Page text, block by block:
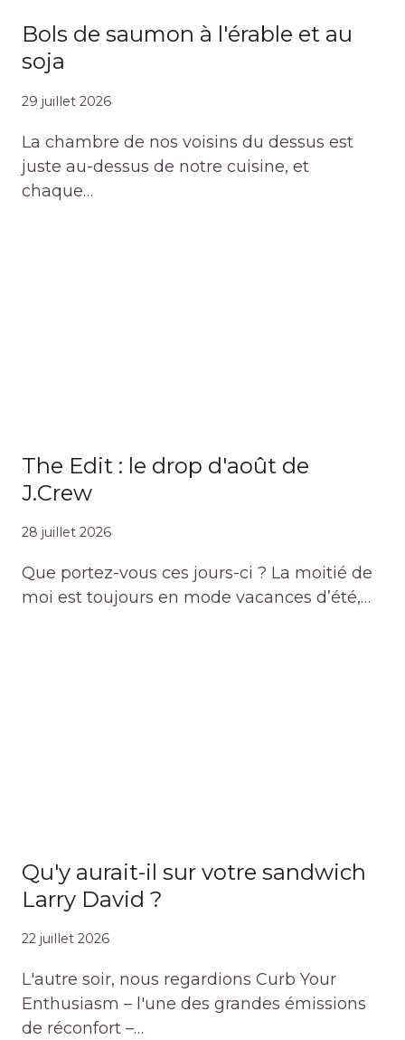
Bols de saumon à l'érable et au
soja
29 juillet 2026
La chambre de nos voisins du dessus est
juste au-dessus de notre cuisine, et
chaque…
The Edit : le drop d'août de
J.Crew
28 juillet 2026
Que portez-vous ces jours-ci ? La moitié de
moi est toujours en mode vacances d’été,…
Qu'y aurait-il sur votre sandwich
Larry David ?
22 juillet 2026
L'autre soir, nous regardions Curb Your
Enthusiasm – l'une des grandes émissions
de réconfort –…